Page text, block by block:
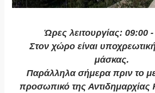
Ώρες λειτουργίας: 09:00
Στον χώρο είναι
μάσκας.
Παράλληλα σήμερα πριν το
προσωπικό της Αντιδημαρχίας